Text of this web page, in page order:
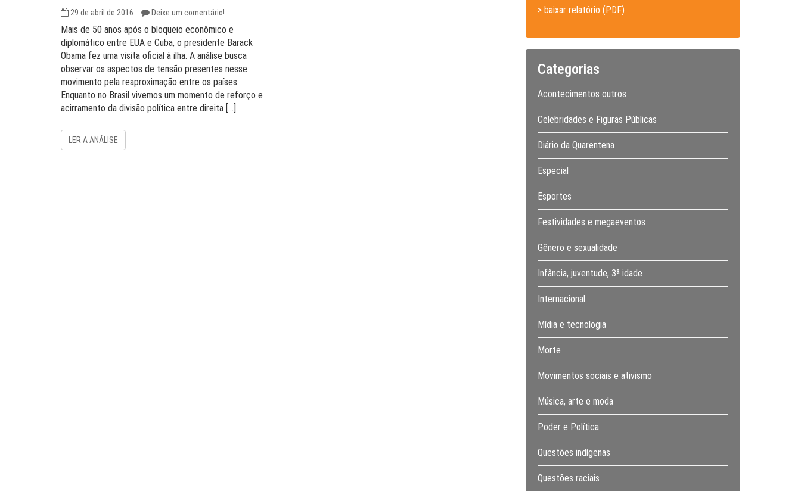
29 de abril de 2016 Deixe um comentário!
Mais de 50 anos após o bloqueio econômico e
diplomático entre EUA e Cuba, o presidente Barack
Obama fez uma visita oficial à ilha. A análise busca
observar os aspectos de tensão presentes nesse
movimento pela reaproximação entre os países.
Enquanto no Brasil vivemos um momento de reforço e
acirramento da divisão política entre direita […]
LER A ANÁLISE
> baixar relatório (PDF)
Categorias
Acontecimentos outros
Celebridades e Figuras Públicas
Diário da Quarentena
Especial
Esportes
Festividades e megaeventos
Gênero e sexualidade
Infância, juventude, 3ª idade
Internacional
Mídia e tecnologia
Morte
Movimentos sociais e ativismo
Música, arte e moda
Poder e Política
Questões indígenas
Questões raciais